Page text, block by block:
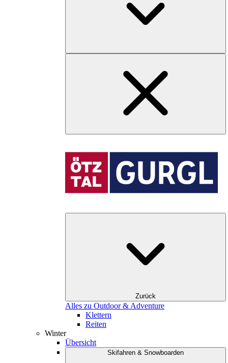
Zurück
Alles zu Outdoor & Adventure
Klettern
Reiten
Winter
Übersicht
Skifahren & Snowboarden